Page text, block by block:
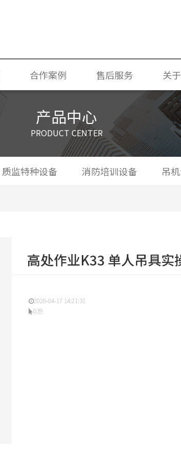
合作案例 售后服务 关
产品中心
PRODUCT CENTER
质监特种设备 消防培训设备 吊
高处作业K33 单人吊具实
2026-04-17 14:21:31
639